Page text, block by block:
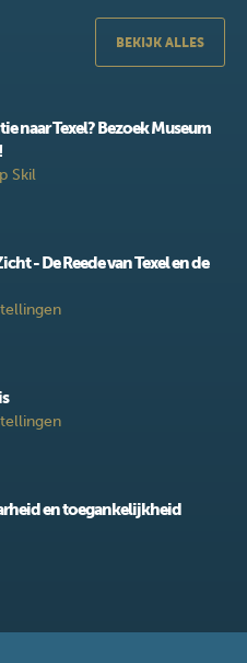
BEKIJK ALLES
naar Texel? Bezoek Museum
Skil
- De Reede van Texel en de
en toegankelijkheid